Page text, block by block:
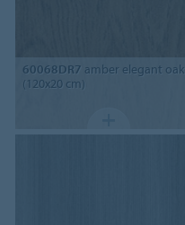
60068DR7 amber elegant oak
(120x20 cm)